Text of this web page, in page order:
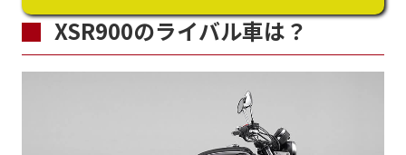
XSR900のライバル車は？